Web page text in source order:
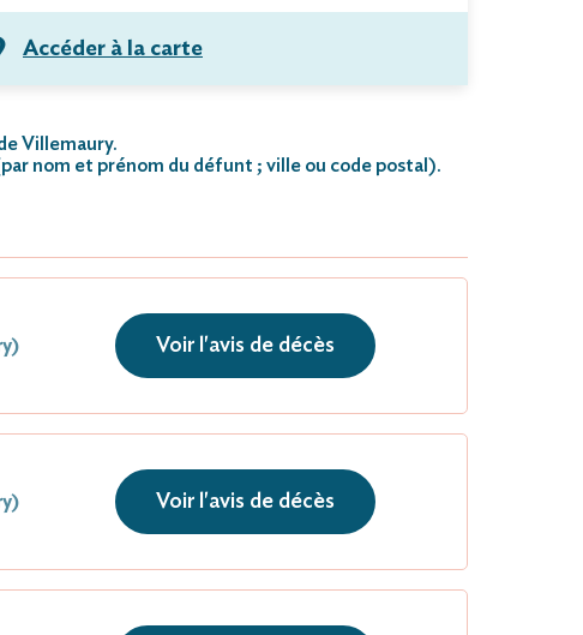
Accéder à la carte
Villemaury.
nom et prénom du défunt ; ville ou code postal).
Voir l'avis de décès
Voir l'avis de décès